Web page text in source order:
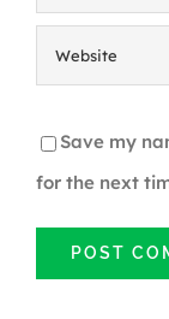
Save my
for the next